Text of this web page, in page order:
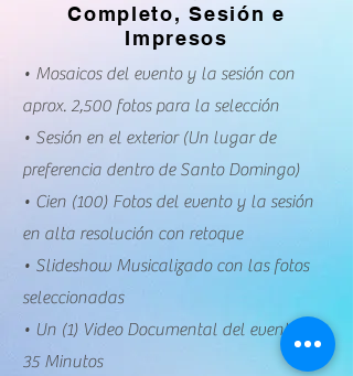
Completo, Sesión e
Impresos
• Mosaicos del evento y la sesión con
aprox. 2,500 fotos para la selección
• Sesión en el exterior (Un lugar de
preferencia dentro de Santo Domingo)
• Cien (100) Fotos del evento y la sesión
en alta resolución con retoque
• Slideshow Musicalizado con las fotos
seleccionadas
• Un (1) Video Documental del evento 45-
35 Minutos